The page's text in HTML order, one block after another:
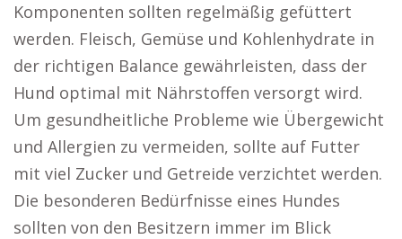
Komponenten sollten regelmäßig gefüttert
werden. Fleisch, Gemüse und Kohlenhydrate in
der richtigen Balance gewährleisten, dass der
Hund optimal mit Nährstoffen versorgt wird.
Um gesundheitliche Probleme wie Übergewicht
und Allergien zu vermeiden, sollte auf Futter
mit viel Zucker und Getreide verzichtet werden.
Die besonderen Bedürfnisse eines Hundes
sollten von den Besitzern immer im Blick